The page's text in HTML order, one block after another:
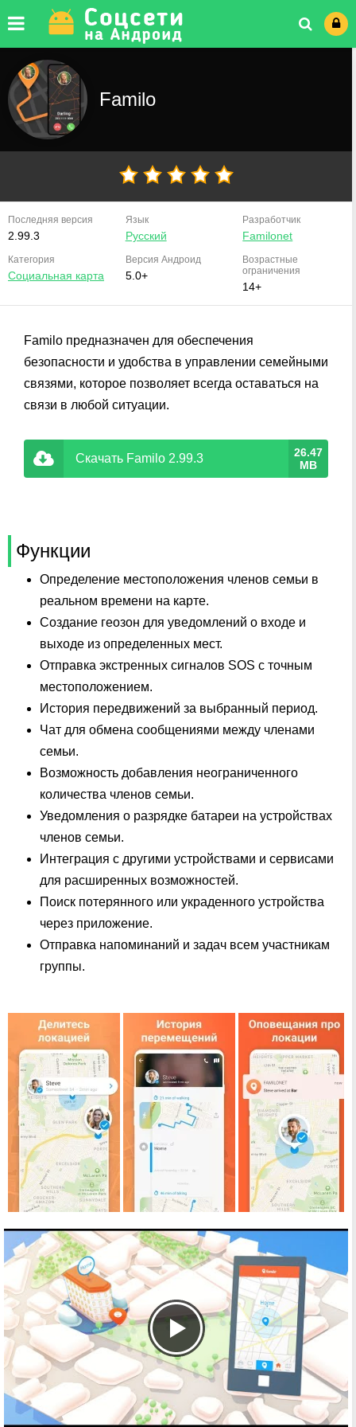
Familo
Последняя версия
2.99.3
Язык
Русский
Разработчик
Familonet
Категория
Социальная карта
Версия Андроид
5.0+
Возрастные
ограничения
14+
Familo предназначен для обеспечения
безопасности и удобства в управлении семейными
связями, которое позволяет всегда оставаться на
связи в любой ситуации.
Скачать Familo 2.99.3
26.47
MB
Функции
Определение местоположения членов семьи в
реальном времени на карте.
Создание геозон для уведомлений о входе и
выходе из определенных мест.
Отправка экстренных сигналов SOS с точным
местоположением.
История передвижений за выбранный период.
Чат для обмена сообщениями между членами
семьи.
Возможность добавления неограниченного
количества членов семьи.
Уведомления о разрядке батареи на устройствах
членов семьи.
Интеграция с другими устройствами и сервисами
для расширенных возможностей.
Поиск потерянного или украденного устройства
через приложение.
Отправка напоминаний и задач всем участникам
группы.